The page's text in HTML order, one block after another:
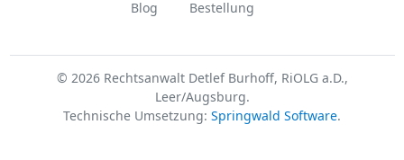
Blog Bestellung
© 2026 Rechtsanwalt Detlef Burhoff, RiOLG a.D.,
Leer/Augsburg.
Technische Umsetzung: Springwald Software.